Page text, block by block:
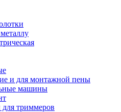
и для монтажной пены
машины
триммеров